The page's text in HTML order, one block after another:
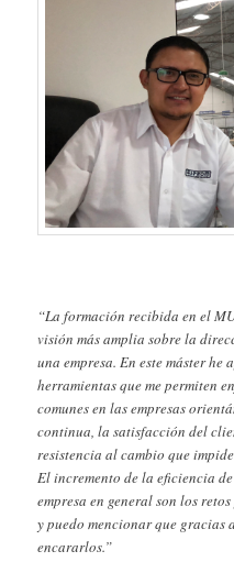
“La formación recibida en el
visión más amplia sobre la
una empresa. En este máster
herramientas que me permiten
comunes en las empresas
continua, la satisfacción del
resistencia al cambio que
El incremento de la eficiencia
empresa en general son los
y puedo mencionar que gracias
encararlos.”